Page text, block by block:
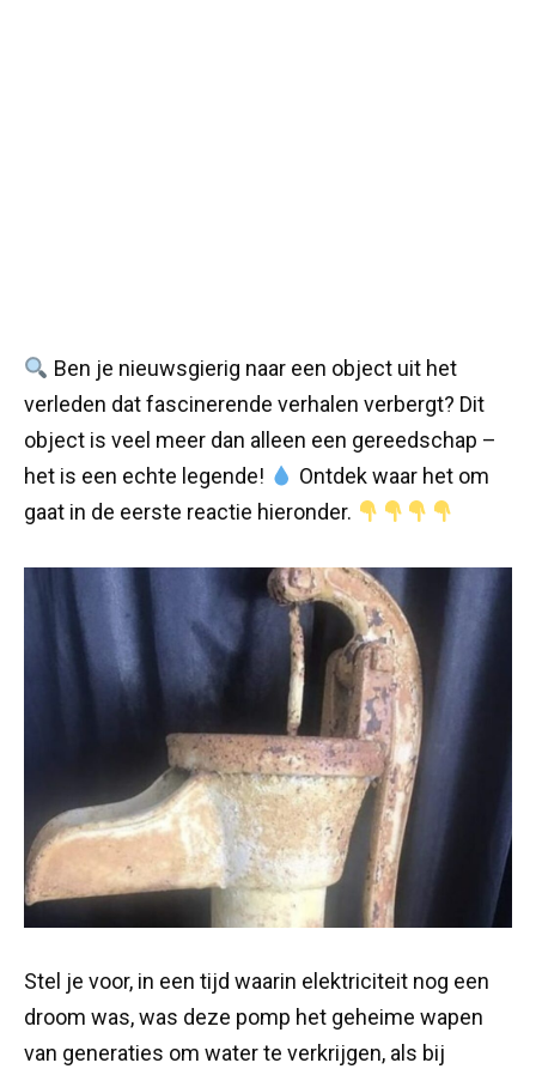
Ben je nieuwsgierig naar een object uit het
verleden dat fascinerende verhalen verbergt? Dit
object is veel meer dan alleen een gereedschap –
het is een echte legende!
Ontdek waar het om
gaat in de eerste reactie hieronder.
Stel je voor, in een tijd waarin elektriciteit nog een
droom was, was deze pomp het geheime wapen
van generaties om water te verkrijgen, als bij